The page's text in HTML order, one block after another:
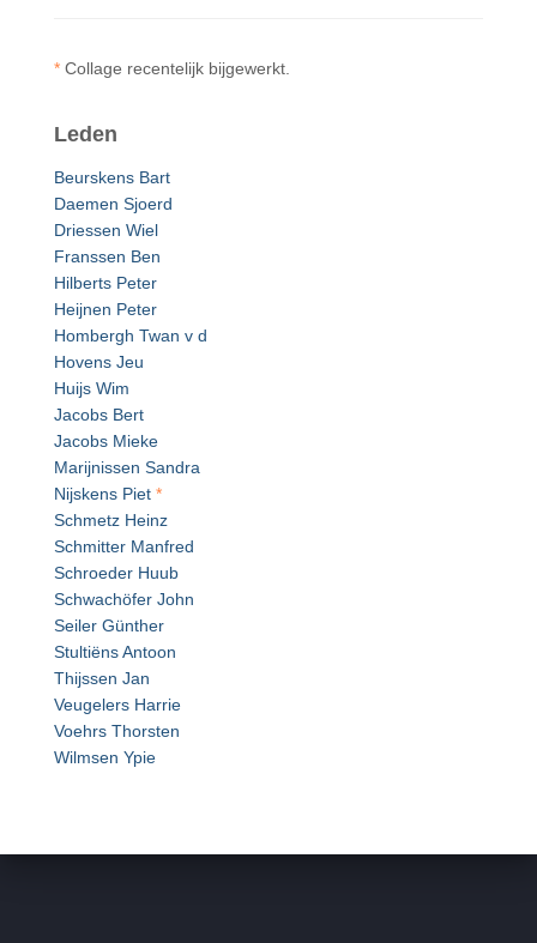
* Collage recentelijk bijgewerkt.
Leden
Beurskens Bart
Daemen Sjoerd
Driessen Wiel
Franssen Ben
Hilberts Peter
Heijnen Peter
Hombergh Twan v d
Hovens Jeu
Huijs Wim
Jacobs Bert
Jacobs Mieke
Marijnissen Sandra
Nijskens Piet *
Schmetz Heinz
Schmitter Manfred
Schroeder Huub
Schwachöfer John
Seiler Günther
Stultiëns Antoon
Thijssen Jan
Veugelers Harrie
Voehrs Thorsten
Wilmsen Ypie